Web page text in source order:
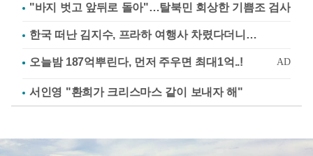
"바지 벗고 앞뒤로 돌아"…탈북민 회상한 기쁨조 검사
한국 떠난 김지수, 프라하 여행사 차렸다더니…
서인영 "환희가 크리스마스 같이 보내자 해"